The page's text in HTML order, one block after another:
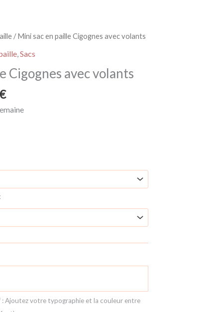
/ Mini sac en paille Cigognes avec volants
, Sacs
Cigognes avec volants
Plage
de
Ajoutez votre typographie et la couleur entre